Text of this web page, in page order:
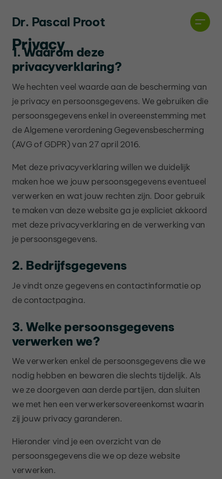
Dr. Pascal Proot
Privacy
1. Waarom deze
privacyverklaring?
We hechten veel waarde aan de bescherming van
je privacy en persoonsgegevens. We gebruiken die
persoonsgegevens enkel in overeenstemming met
de Algemene verordening Gegevensbescherming
(AVG of GDPR) van 27 april 2016.
Met deze privacyverklaring willen we duidelijk
maken hoe we jouw persoonsgegevens eventueel
verwerken en wat jouw rechten zijn. Door gebruik
te maken van deze website ga je expliciet akkoord
met deze privacyverklaring en de verwerking van
je persoonsgegevens.
2. Bedrijfsgegevens
Je vindt onze gegevens en contactinformatie op
de contactpagina.
3. Welke persoonsgegevens
verwerken we?
We verwerken enkel de persoonsgegevens die we
nodig hebben en bewaren die slechts tijdelijk. Als
we ze doorgeven aan derde partijen, dan sluiten
we met hen een verwerkersovereenkomst waarin
zij jouw privacy garanderen.
Hieronder vind je een overzicht van de
persoonsgegevens die we op deze website
verwerken.